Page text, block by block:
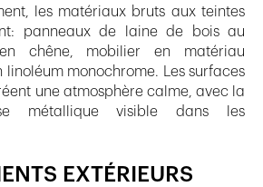
les matériaux bruts aux teintes
panneaux de laine de bois au
chêne, mobilier en matériau
linoléum monochrome. Les surfaces
une atmosphère calme, avec la
métallique visible dans les
EXTÉRIEURS